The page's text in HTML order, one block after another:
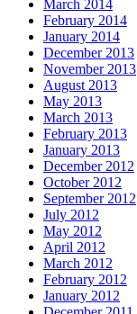
March 2014
February 2014
January 2014
December 2013
November 2013
August 2013
May 2013
March 2013
February 2013
January 2013
December 2012
October 2012
September 2012
July 2012
May 2012
April 2012
March 2012
February 2012
January 2012